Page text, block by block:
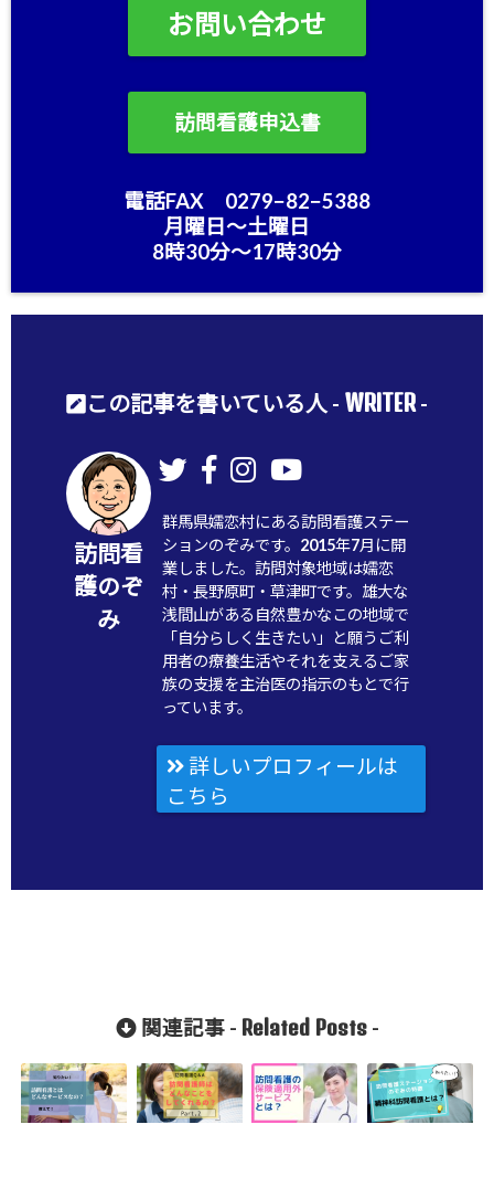
お問い合わせ
訪問看護申込書
電話FAX 0279−82−5388
月曜日〜土曜日
8時30分〜17時30分
この記事を書いている人 - WRITER-
訪問看
護のぞ
み
群馬県嬬恋村にある訪問看護ステー
ションのぞみです。2015年7月に開
業しました。訪問対象地域は嬬恋
村・長野原町・草津町です。雄大な
浅間山がある自然豊かなこの地域で
「自分らしく生きたい」と願うご利
用者の療養生活やそれを支えるご家
族の支援を主治医の指示のもとで行
っています。
詳しいプロフィールは
こちら
関連記事 - Related Posts-